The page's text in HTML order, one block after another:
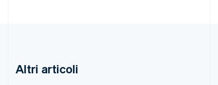
Altri articoli
English